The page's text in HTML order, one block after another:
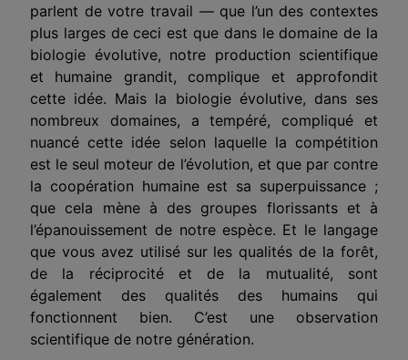
parlent de votre travail — que l’un des contextes
plus larges de ceci est que dans le domaine de la
biologie évolutive, notre production scientifique
et humaine grandit, complique et approfondit
cette idée. Mais la biologie évolutive, dans ses
nombreux domaines, a tempéré, compliqué et
nuancé cette idée selon laquelle la compétition
est le seul moteur de l’évolution, et que par contre
la coopération humaine est sa superpuissance ;
que cela mène à des groupes florissants et à
l’épanouissement de notre espèce. Et le langage
que vous avez utilisé sur les qualités de la forêt,
de la réciprocité et de la mutualité, sont
également des qualités des humains qui
fonctionnent bien. C’est une observation
scientifique de notre génération.